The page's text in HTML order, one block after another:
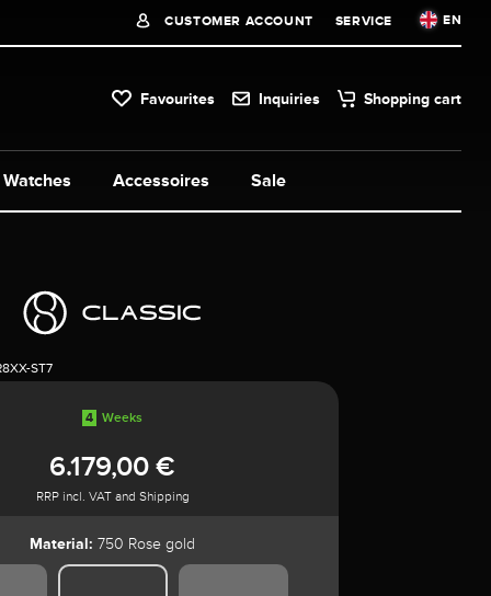
CUSTOMER ACCOUNT SERVICE EN
Favourites Inquiries Shopping cart
Watches Accessoires Sale
ST7
4 Weeks
6.179,00 €
RRP incl. VAT and Shipping
Material: 750 Rose gold